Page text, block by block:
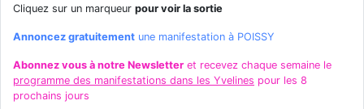
Cliquez sur un marqueur pour voir la sortie
Annoncez gratuitement une manifestation à POISSY
Abonnez vous à notre Newsletter et recevez chaque semaine le
programme des manifestations dans les Yvelines pour les 8
prochains jours